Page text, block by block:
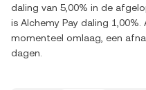
daling van 5,00% in de
is Alchemy Pay daling
momenteel omlaag, een
dagen.